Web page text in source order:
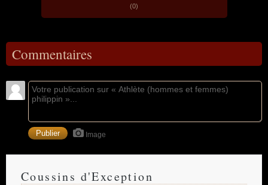
(0)
Commentaires
Image
Coussins d'Exception